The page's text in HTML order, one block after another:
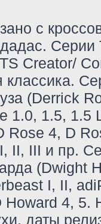
с
Серии
Creator/
классика.
(Derrick
1.0, 1.5, 1.5
Rose 4, D
II, III и пр.
(Dwight
I, II,
Howard 4, 5.
даты